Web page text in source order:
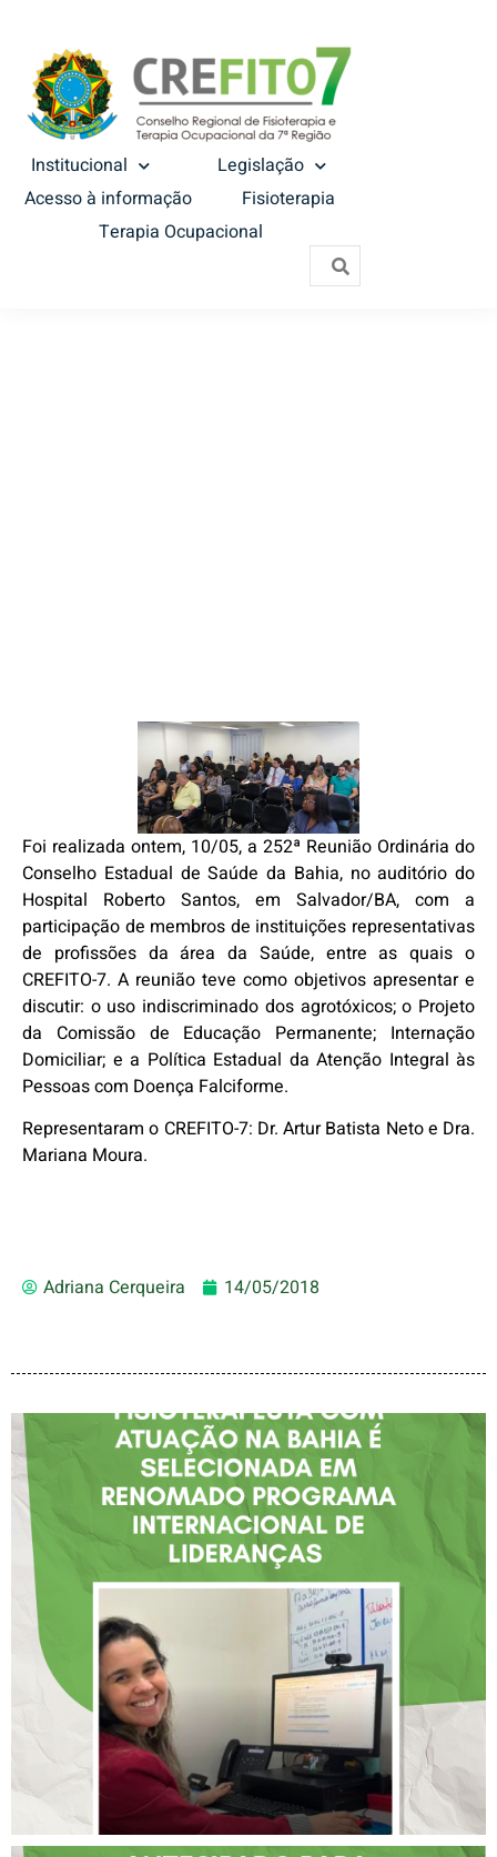
Institucional
Legislação
Acesso à informação
Fisioterapia
Terapia Ocupacional
Foi realizada ontem, 10/05, a 252ª Reunião Ordinária do
Conselho Estadual de Saúde da Bahia, no auditório do
Hospital Roberto Santos, em Salvador/BA, com a
participação de membros de instituições representativas
de profissões da área da Saúde, entre as quais o
CREFITO-7. A reunião teve como objetivos apresentar e
discutir: o uso indiscriminado dos agrotóxicos; o Projeto
da Comissão de Educação Permanente; Internação
Domiciliar; e a Política Estadual da Atenção Integral às
Pessoas com Doença Falciforme.
Representaram o CREFITO-7: Dr. Artur Batista Neto e Dra.
Mariana Moura.
Adriana Cerqueira 14/05/2018
FISIOTERAPEUTA COM
ATUAÇÃO NA BAHIA É
SELECIONADA EM
RENOMADO PROGRAMA
INTERNACIONAL DE
LIDERANÇAS